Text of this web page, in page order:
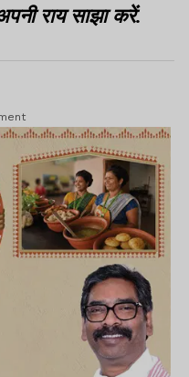
राय साझा करें.